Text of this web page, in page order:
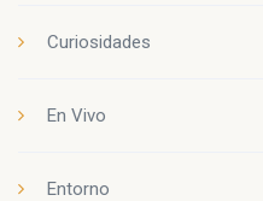
Curiosidades
En Vivo
Entorno